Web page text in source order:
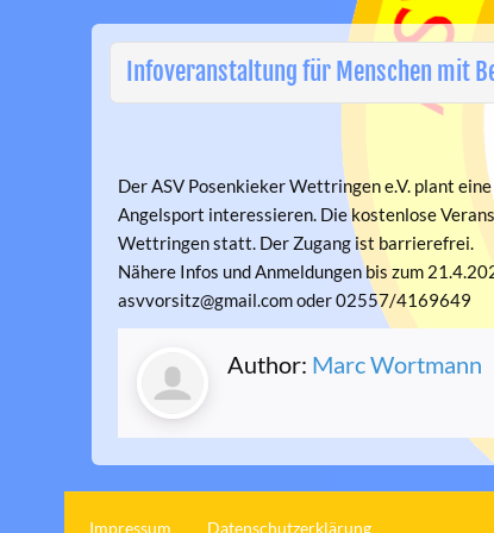
Infoveranstaltung für Menschen mit
Der ASV Posenkieker Wettringen e.V. plant
Angelsport interessieren. Die kostenlose
Wettringen statt. Der Zugang ist barrierefrei.
Nähere Infos und Anmeldungen bis zum
asvvorsitz@gmail.com oder 02557/4169649
Author: Marc Wortmann
Impressum Datenschutzerklärung